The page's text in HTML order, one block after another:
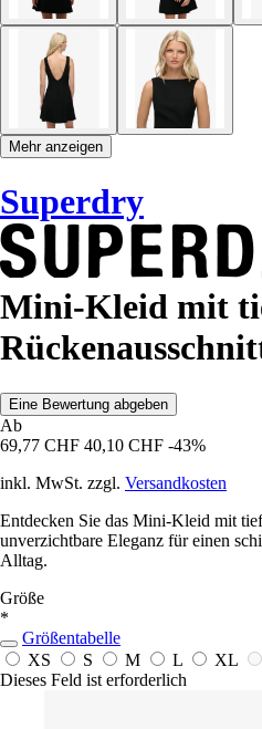
Mehr anzeigen
Superdry
Mini-Kleid mit
Eine Bewertung abgeben
Ab
69,77 CHF 40,10 CHF -43%
inkl. MwSt. zzgl. Versandkosten
Entdecken Sie das Mini-Kleid mit
unverzichtbare Eleganz für einen
Alltag.
Größe
*
Größentabelle
XS
S M L XL
Dieses Feld ist erforderlich